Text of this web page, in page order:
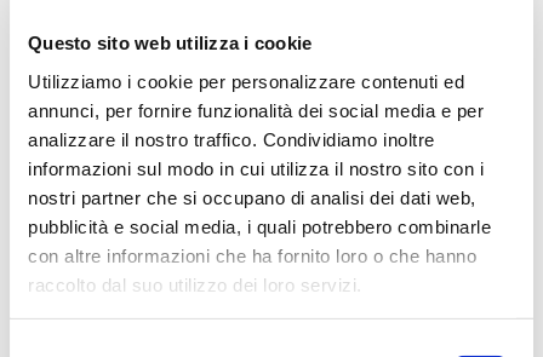
Questo sito web utilizza i cookie
Utilizziamo i cookie per personalizzare contenuti ed
annunci, per fornire funzionalità dei social media e per
analizzare il nostro traffico. Condividiamo inoltre
informazioni sul modo in cui utilizza il nostro sito con i
nostri partner che si occupano di analisi dei dati web,
pubblicità e social media, i quali potrebbero combinarle
con altre informazioni che ha fornito loro o che hanno
raccolto dal suo utilizzo dei loro servizi.
Polo manica lunga ignifuga
SCOPRI